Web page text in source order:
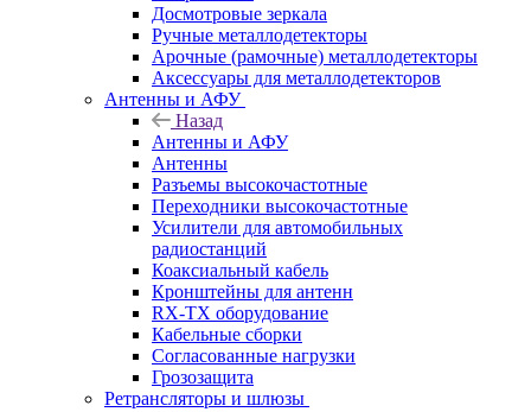
Досмотровые зеркала
Ручные металлодетекторы
Арочные (рамочные) металлодетекторы
Аксессуары для металлодетекторов
Антенны и АФУ
Назад
Антенны и АФУ
Антенны
Разъемы высокочастотные
Переходники высокочастотные
Усилители для автомобильных
радиостанций
Коаксиальный кабель
Кронштейны для антенн
RX-TX оборудование
Кабельные сборки
Согласованные нагрузки
Грозозащита
Ретрансляторы и шлюзы